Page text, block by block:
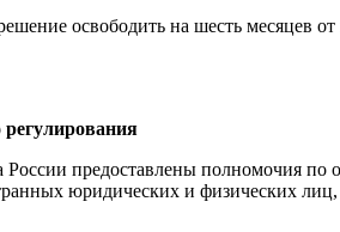
освободить на шесть месяцев
России предоставлены полномочия
юридических и физических